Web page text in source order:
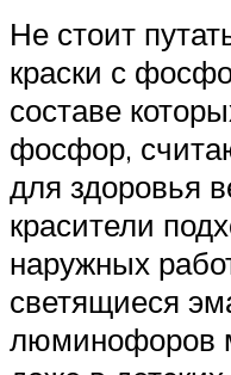
Не стоит
краски с
составе
фосфор,
для здоровья
красители
наружных
светящиеся
люминофоров